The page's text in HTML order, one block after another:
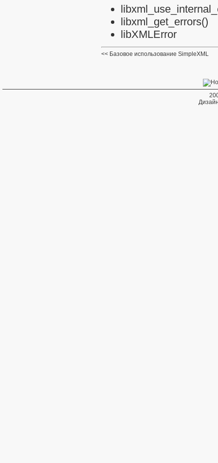
libxml_get_errors()
libXMLError
Базовое использование SimpleXML